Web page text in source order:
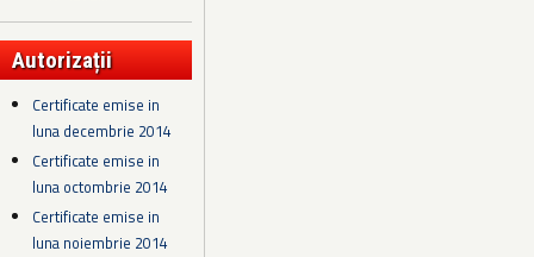
Autorizații
Certificate emise in
luna decembrie 2014
Certificate emise in
luna octombrie 2014
Certificate emise in
luna noiembrie 2014